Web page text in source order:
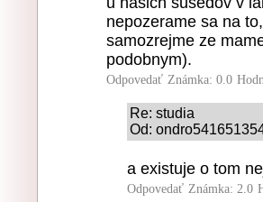
nepozerame sa na
samozrejme ze
podobnym).
Odpovedať Známka: 0.0
Re: studia
Od:
a existuje o tom
Odpovedať Známka: 2.0